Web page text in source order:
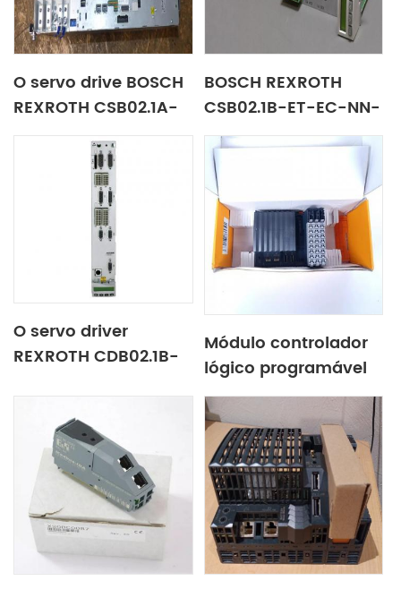
O servo drive BOSCH
REXROTH CSB02.1A-
NN-FW R911339883 é
de alta qualidade e
baixo preço
BOSCH REXROTH
CSB02.1B-ET-EC-NN-
S4-NN-NN-FW
R911338543 Servo
driver entrega
gratuita em todo o
país
O servo driver
REXROTH CDB02.1B-
R911338665 acelera a
entrega
Módulo controlador
lógico programável
X20CP1381 B&R X20
CP 1381 tem um ano
de garantia